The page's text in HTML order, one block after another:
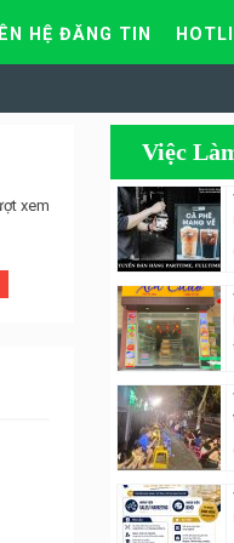
HỆ ĐĂNG TIN
xem
Việc